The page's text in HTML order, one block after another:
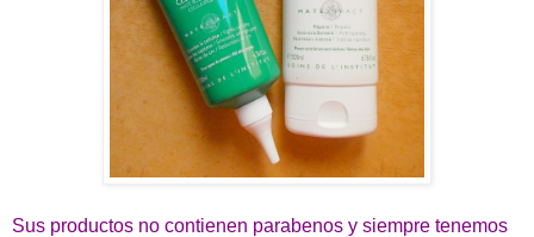
Sus productos no contienen parabenos y siempre tenemos